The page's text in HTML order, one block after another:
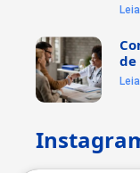
de